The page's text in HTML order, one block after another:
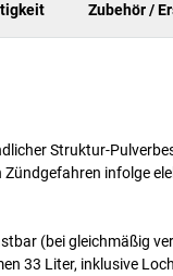
Zubehör /
Struktur-
infolge
(bei gleichmäßig
33 Liter, inklusive